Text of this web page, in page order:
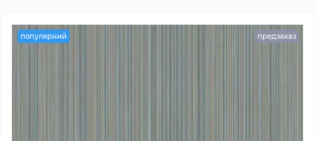
популярний предзаказ